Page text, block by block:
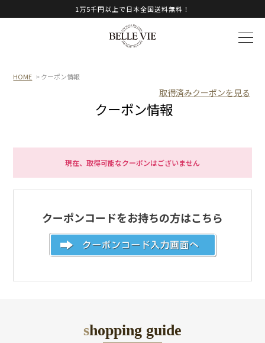
1万5千円以上で日本全国送料無料！
HOME > クーポン情報
取得済みクーポンを見る
クーポン情報
現在、取得可能なクーポンはございません
クーポンコードをお持ちの方はこちら
shopping guide